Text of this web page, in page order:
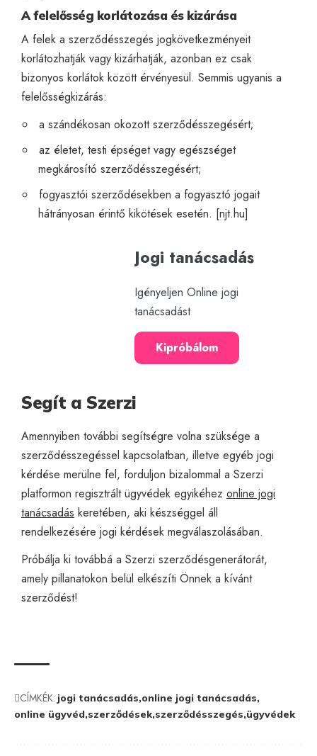
A felelősség korlátozása és kizárása
A felek a szerződésszegés jogkövetkezményeit
korlátozhatják vagy kizárhatják, azonban ez csak
bizonyos korlátok között érvényesül. Semmis ugyanis a
felelősségkizárás:
a szándékosan okozott szerződésszegésért;
az életet, testi épséget vagy egészséget
megkárosító szerződésszegésért;
fogyasztói szerződésekben a fogyasztó jogait
hátrányosan érintő kikötések esetén. [njt.hu]
Jogi tanácsadás
Igényeljen Online jogi
tanácsadást
Kipróbálom
Segít a Szerzi
Amennyiben további segítségre volna szüksége a
szerződésszegéssel kapcsolatban, illetve egyéb jogi
kérdése merülne fel, forduljon bizalommal a Szerzi
platformon regisztrált ügyvédek egyikéhez online jogi
tanácsadás keretében, aki készséggel áll
rendelkezésére jogi kérdések megválaszolásában.
Próbálja ki továbbá a Szerzi szerződésgenerátorát,
amely pillanatokon belül elkészíti Önnek a kívánt
szerződést!
CÍMKÉK: jogi tanácsadás online jogi tanácsadás
online ügyvéd szerződések szerződésszegés ügyvédek